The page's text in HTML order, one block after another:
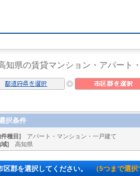
知県の賃貸マンション・アパート
択条件
件種目]
アパート・マンション・一戸建て
]
高知県
区郡を選択してください。 （5つまで選択